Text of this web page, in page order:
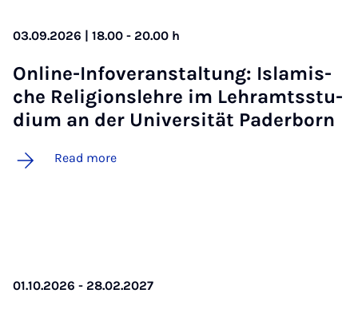
03.09.2026 | 18.00 - 20.00 h
On­line-In­fover­an­stal­tung: Is­lamis­
che Re­li­gionslehre im Lehramtsstu­
di­um an der Uni­versität Pader­born
Read more
01.10.2026 - 28.02.2027